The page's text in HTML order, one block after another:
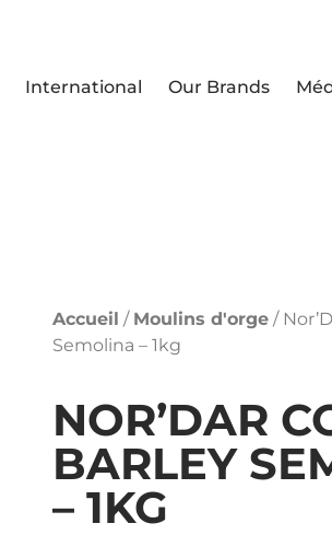
International Our Brands
Accueil / Moulins d'orge /
Semolina – 1kg
NOR’DAR
BARLEY
– 1KG